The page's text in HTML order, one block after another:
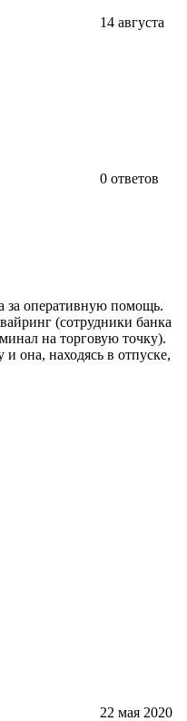
14 августа
0 ответов
за оперативную помощь.
(сотрудники банка
на торговую точку).
она, находясь в отпуске,
22 мая 2020